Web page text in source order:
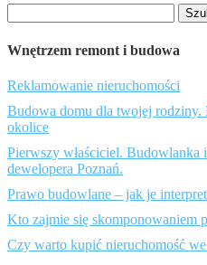
Wnętrzem remont i budowa
Reklamowanie nieruchomości
Budowa domu dla twojej rodziny.
okolice
Pierwszy właściciel. Budowlanka
dewelopera Poznań.
Prawo budowlane – jak je
Kto zajmie się skomponowaniem
Czy warto kupić nieruchomość